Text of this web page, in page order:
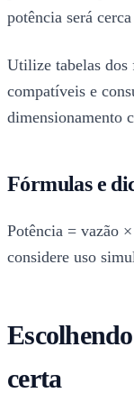
potência será
Utilize tabelas dos
compatíveis e
dimensionamento
Fórmulas e
Potência = vazão
considere uso
certa